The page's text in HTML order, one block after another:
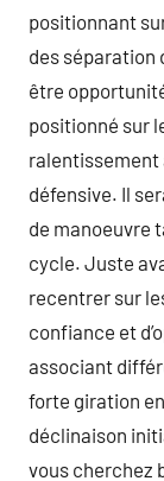
positionnant
des séparation
être
positionné sur
ralentissement
défensive. Il
de manoeuvre
cycle. Juste
recentrer sur
confiance et
associant
forte giration
déclinaison
vous cherchez